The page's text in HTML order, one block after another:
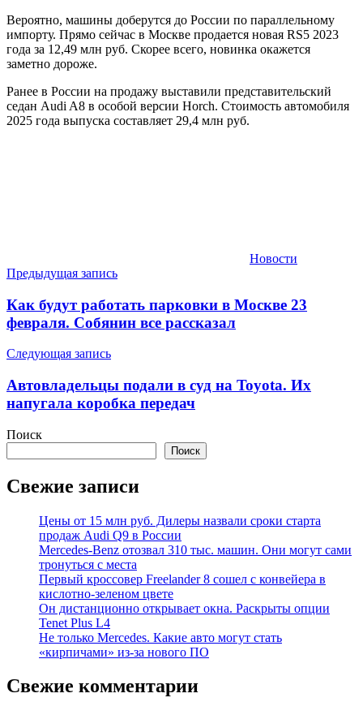
Вероятно, машины доберутся до России по параллельному
импорту. Прямо сейчас в Москве продается новая RS5 2023
года за 12,49 млн руб. Скорее всего, новинка окажется
заметно дороже.
Ранее в России на продажу выставили представительский
седан Audi A8 в особой версии Horch. Стоимость автомобиля
2025 года выпуска составляет 29,4 млн руб.
Новости
Навигация
по
записям
Предыдущая запись
Как будут работать парковки в Москве 23
февраля. Собянин все рассказал
Следующая запись
Автовладельцы подали в суд на Toyota. Их
напугала коробка передач
Поиск
Поиск
Свежие записи
Цены от 15 млн руб. Дилеры назвали сроки старта
продаж Audi Q9 в России
Mercedes-Benz отозвал 310 тыс. машин. Они могут сами
тронуться с места
Первый кроссовер Freelander 8 сошел с конвейера в
кислотно-зеленом цвете
Он дистанционно открывает окна. Раскрыты опции
Tenet Plus L4
Не только Mercedes. Какие авто могут стать
«кирпичами» из-за нового ПО
Свежие комментарии